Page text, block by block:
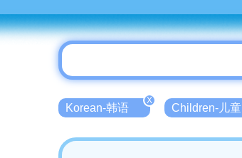
Korean-韩语
X
Children-儿童